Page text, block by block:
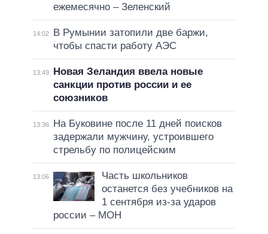
ежемесячно – Зеленский
14:02
В Румынии затопили две баржи,
чтобы спасти работу АЭС
13:49
Новая Зеландия ввела новые
санкции против россии и ее
союзников
13:36
На Буковине после 11 дней поисков
задержали мужчину, устроившего
стрельбу по полицейским
13:06
Часть школьников
останется без учебников на
1 сентября из-за ударов
россии – МОН